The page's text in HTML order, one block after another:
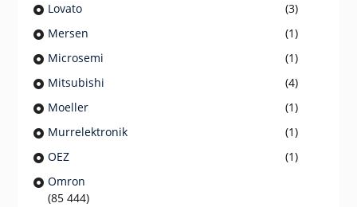
Lovato
(3)
Mersen
(1)
Microsemi
(1)
Mitsubishi
(4)
Moeller
(1)
Murrelektronik
(1)
OEZ
(1)
Omron
(85 444)